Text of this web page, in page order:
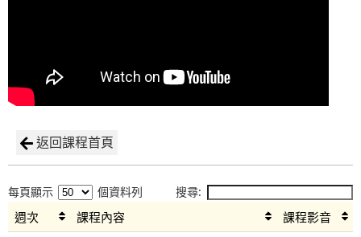
返回課程首頁
每頁顯示 個資料列 搜尋:
週次 課程內容
課程影音